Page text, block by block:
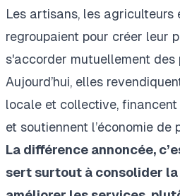
Les artisans, les agriculteurs
regroupaient pour créer leur
s'accorder mutuellement des
Aujourd’hui, elles
locale et collective,
et soutiennent l’économie de
La différence annoncée,
sert surtout à consolider la